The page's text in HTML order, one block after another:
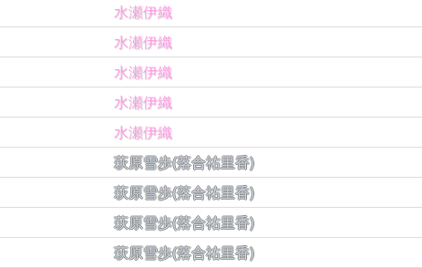
水瀬伊織
水瀬伊織
水瀬伊織
水瀬伊織
水瀬伊織
萩原雪歩(落合祐里香)
萩原雪歩(落合祐里香)
萩原雪歩(落合祐里香)
萩原雪歩(落合祐里香)